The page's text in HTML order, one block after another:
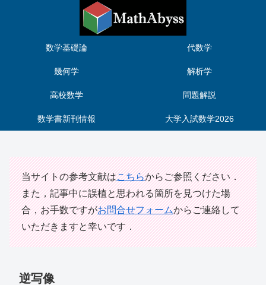
数学基礎論 代数学
幾何学 解析学
高校数学 問題解説
数学書新刊情報 大学入試数学2026
当サイトの参考文献はこちらからご参照ください．
また，記事中に誤植と思われる箇所を見つけた場
合，お手数ですがお問合せフォームからご連絡して
いただきますと幸いです．
逆写像